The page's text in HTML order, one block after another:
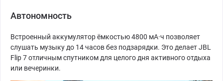
Автономность
Встроенный аккумулятор ёмкостью 4800 мА·ч позволяет
слушать музыку до 14 часов без подзарядки. Это делает JBL
Flip 7 отличным спутником для целого дня активного отдыха
или вечеринки.